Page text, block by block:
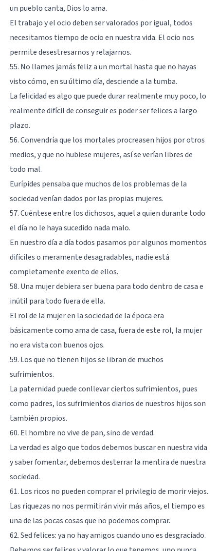
un pueblo canta, Dios lo ama.
El trabajo y el ocio deben ser valorados por igual, todos
necesitamos tiempo de ocio en nuestra vida. El ocio nos
permite desestresarnos y relajarnos.
55. No llames jamás feliz a un mortal hasta que no hayas
visto cómo, en su último día, desciende a la tumba.
La felicidad es algo que puede durar realmente muy poco, lo
realmente difícil de conseguir es poder ser felices a largo
plazo.
56. Convendría que los mortales procreasen hijos por otros
medios, y que no hubiese mujeres, así se verían libres de
todo mal.
Eurípides pensaba que muchos de los problemas de la
sociedad venían dados por las propias mujeres.
57. Cuéntese entre los dichosos, aquel a quien durante todo
el día no le haya sucedido nada malo.
En nuestro día a día todos pasamos por algunos momentos
difíciles o meramente desagradables, nadie está
completamente exento de ellos.
58. Una mujer debiera ser buena para todo dentro de casa e
inútil para todo fuera de ella.
El rol de la mujer en la sociedad de la época era
básicamente como ama de casa, fuera de este rol, la mujer
no era vista con buenos ojos.
59. Los que no tienen hijos se libran de muchos
sufrimientos.
La paternidad puede conllevar ciertos sufrimientos, pues
como padres, los sufrimientos diarios de nuestros hijos son
también propios.
60. El hombre no vive de pan, sino de verdad.
La verdad es algo que todos debemos buscar en nuestra vida
y saber fomentar, debemos desterrar la mentira de nuestra
sociedad.
61. Los ricos no pueden comprar el privilegio de morir viejos.
Las riquezas no nos permitirán vivir más años, el tiempo es
una de las pocas cosas que no podemos comprar.
62. Sed felices: ya no hay amigos cuando uno es desgraciado.